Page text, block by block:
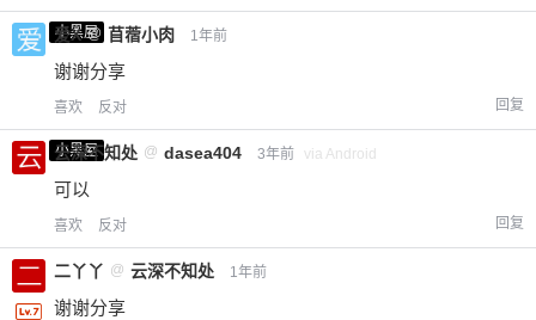
小黑屋
爱X @ 苜蓿小肉 1年前
谢谢分享
喜欢 反对 回复
小黑屋
云深不知处 @ dasea404 3年前 via Android
可以
喜欢 反对 回复
二丫丫 @ 云深不知处 1年前
谢谢分享